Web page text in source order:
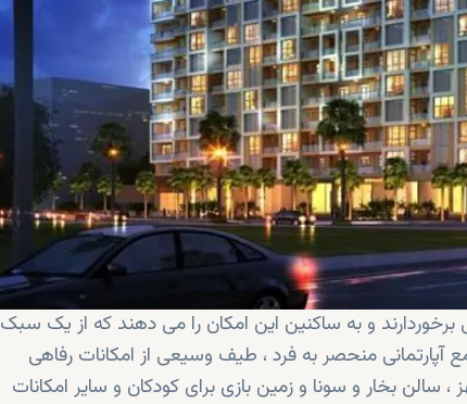
برخوردارند و به ساکنین این امکان را می دهند که از یک سبک
منحصر به فرد ، طیف وسیعی از امکانات رفاهی
بخار و سونا و زمین بازی برای کودکان و سایر امکانات